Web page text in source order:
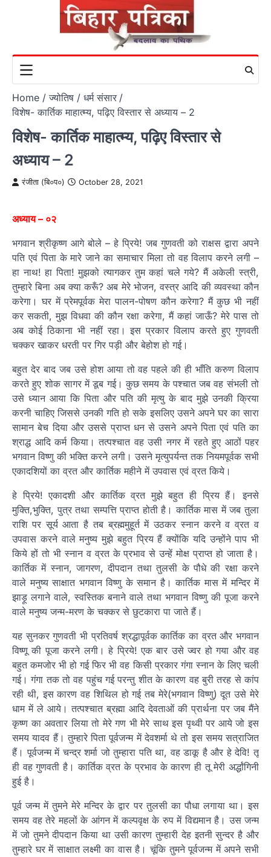
Home
ज्योतिष / धर्म संसार
विशेष- कार्तिक माहात्म्य, पढ़िए विस्तार से अध्याय – 2
विशेष- कार्तिक माहात्म्य, पढ़िए विस्तार से
अध्याय – 2
रंजीता (बि०प०) October 28, 2021
अध्याय – ०२
भगवान श्रीकृष्ण आगे बोले – हे प्रिये! जब गुणवती को राक्षस द्वारा अपने
पति एवं पिता के मारे जाने का समाचार मिला तो वह विलाप करने लगी –
हा नाथ! हा पिता! मुझको त्यागकर तुम कहां चले गये? मैं अकेली स्त्री,
तुम्हारे बिना अब क्या करूँ? अब मेरे भोजन, वस्त्र आदि की व्यवस्था कौन
करेगा। घर में प्रेमपूर्वक मेरा पालन-पोषण कौन करेगा? मैं कुछ भी नहीं
कर सकती, मुझ विधवा की कौन रक्षा करेगा, मैं कहां जाऊँ? मेरे पास तो
अब कोई ठिकाना भी नहीं रहा। इस प्रकार विलाप करते हुए गुणवती
चक्कर खाकर धरती पर गिर पड़ी और बेहोश हो गई।
बहुत देर बाद जब उसे होश आया तो वह पहले की ही भाँति करुण विलाप
करते हुए शोक सागर में डूब गई। कुछ समय के पश्चात जब वह संभली तो
उसे ध्यान आया कि पिता और पति की मृत्यु के बाद मुझे उनकी क्रिया
करनी चाहिए जिससे उनकी गति हो सके इसलिए उसने अपने घर का सारा
सामान बेच दिया और उससे प्राप्त धन से उसने अपने पिता एवं पति का
श्राद्ध आदि कर्म किया। तत्पश्चात वह उसी नगर में रहते हुए आठों पहर
भगवान विष्णु की भक्ति करने लगी। उसने मृत्युपर्यन्त तक नियमपूर्वक सभी
एकादशियों का व्रत और कार्तिक महीने में उपवास एवं व्रत किये।
हे प्रिये! एकादशी और कार्तिक व्रत मुझे बहुत ही प्रिय हैं। इनसे
मुक्ति,भुक्ति, पुत्र तथा सम्पत्ति प्राप्त होती है। कार्तिक मास में जब तुला
राशि पर सूर्य आता है तब ब्रह्ममुहूर्त में उठकर स्नान करने व व्रत व
उपवास करने वाले मनुष्य मुझे बहुत प्रिय हैं क्योंकि यदि उन्होंने पाप भी
किये हों तो भी स्नान व व्रत के प्रभाव से उन्हें मोक्ष प्राप्त हो जाता है।
कार्तिक में स्नान, जागरण, दीपदान तथा तुलसी के पौधे की रक्षा करने
वाले मनुष्य साक्षात भगवान विष्णु के समान है। कार्तिक मास में मन्दिर में
झाड़ू लगाने वाले, स्वस्तिक बनाने वाले तथा भगवान विष्णु की पूजा करने
वाले मनुष्य जन्म-मरण के चक्कर से छुटकारा पा जाते हैं।
यह सुनकर गुणवती भी प्रतिवर्ष श्रद्धापूर्वक कार्तिक का व्रत और भगवान
विष्णू की पूजा करने लगी। हे प्रिये! एक बार उसे ज्वर हो गया और वह
बहुत कमजोर भी हो गई फिर भी वह किसी प्रकार गंगा स्नान के लिए चली
गई। गंगा तक तो वह पहुंच गई परन्तु शीत के कारण वह बुरी तरह से कांप
रही थी, इस कारण वह शिथिल हो गई तब मेरे(भगवान विष्णु) दूत उसे मेरे
धाम में ले आये। तत्पश्चात ब्रह्मा आदि देवताओं की प्रार्थना पर जब मैंने
कृष्ण का अवतार लिया तो मेरे गण भी मेरे साथ इस पृथ्वी पर आये जो इस
समय यादव हैं। तुम्हारे पिता पूर्वजन्म में देवशर्मा थे तो इस समय सत्राजित
हैं। पूर्वजन्म में चन्द्र शर्मा जो तुम्हारा पति था, वह डाकू है और हे देवि! तू
ही वह गुणवती है। कार्तिक व्रत के प्रभाव के कारण ही तू मेरी अर्द्धांगिनी
हुई है।
पूर्व जन्म में तुमने मेरे मन्दिर के द्वार पर तुलसी का पौधा लगाया था। इस
समय वह तेरे महलों के आंगन में कल्पवृक्ष के रुप में विद्यमान है। उस जन्म
में जो तुमने दीपदान किया था उसी कारण तुम्हारी देह इतनी सुन्दर है और
तुम्हारे घर में साक्षात लक्ष्मी का वास है। चूंकि तुमने पूर्वजन्म में अपने सभी